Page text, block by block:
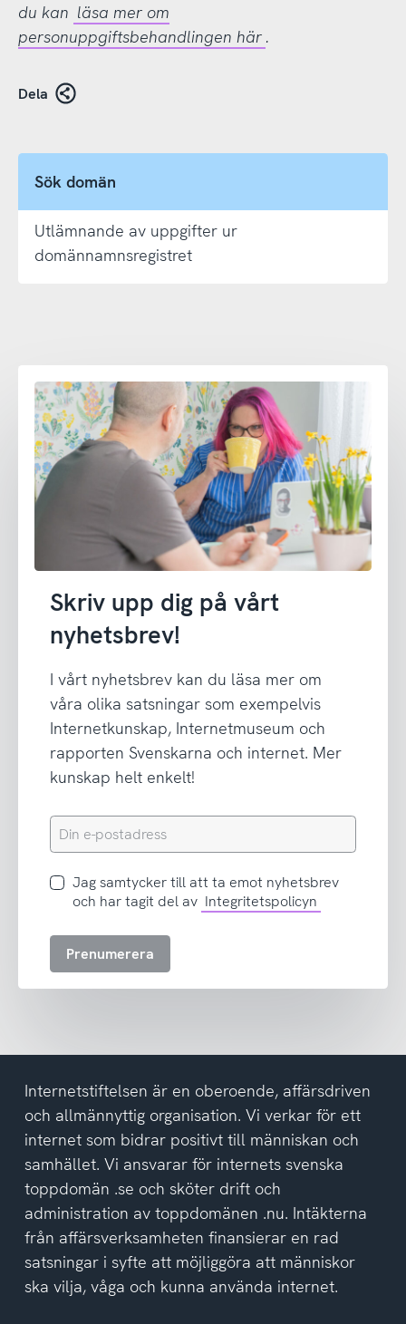
du kan läsa mer om
personuppgiftsbehandlingen här .
Dela
Sök domän
Utlämnande av uppgifter ur
domännamnsregistret
Skriv upp dig på vårt
nyhetsbrev!
I vårt nyhetsbrev kan du läsa mer om
våra olika satsningar som exempelvis
Internetkunskap, Internetmuseum och
rapporten Svenskarna och internet. Mer
kunskap helt enkelt!
Din
e-
Jag
samtycker
att
del
av
integritetspolicyn
Jag samtycker till att ta emot nyhetsbrev
och har tagit del av Integritetspolicyn
Prenumerera
Internetstiftelsen är en oberoende, affärsdriven
och allmännyttig organisation. Vi verkar för ett
internet som bidrar positivt till människan och
samhället. Vi ansvarar för internets svenska
toppdomän .se och sköter drift och
administration av toppdomänen .nu. Intäkterna
från affärsverksamheten finansierar en rad
satsningar i syfte att möjliggöra att människor
ska vilja, våga och kunna använda internet.